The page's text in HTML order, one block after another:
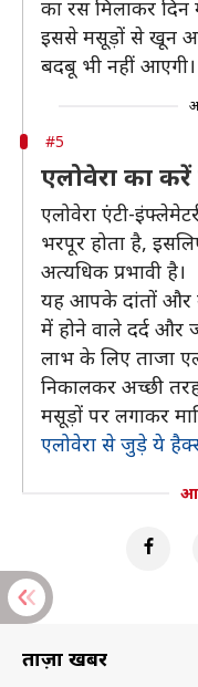
का रस मिलाकर
इससे मसूड़ों से खून
बदबू भी नहीं आएगी।
#5
एलोवेरा का
एलोवेरा एंटी-
भरपूर होता है,
अत्यधिक प्रभावी है।
यह आपके दांतों और
में होने वाले दर्द और
लाभ के लिए ताजा
निकालकर अच्छी
मसूड़ों पर लगाकर
एलोवेरा से जुड़े ये
ताज़ा खबरें